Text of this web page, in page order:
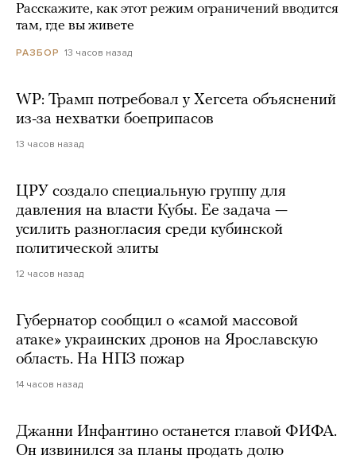
Расскажите, как этот режим ограничений вводится
там, где вы живете
РАЗБОР 13 часов назад
WP: Трамп потребовал у Хегсета объяснений
из-за нехватки боеприпасов
13 часов назад
ЦРУ создало специальную группу для
давления на власти Кубы. Ее задача —
усилить разногласия среди кубинской
политической элиты
12 часов назад
Губернатор сообщил о «самой массовой
атаке» украинских дронов на Ярославскую
область. На НПЗ пожар
14 часов назад
Джанни Инфантино останется главой ФИФА.
Он извинился за планы продать долю